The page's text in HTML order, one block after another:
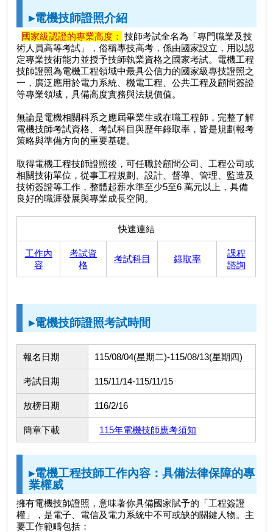
▸電機技師證照介紹
國家級認證的專業高度： 技師考試全名為「專門職業及技
術人員高等考試」，俗稱專技高考，係由國家設立，用以認
定專業技術能力並授予技師執業資格之國家考試。電機工程
技師證照為電機工程領域中最具公信力的國家級專技證照之
一，廣泛應用於電力系統、機電工程、公共工程及顧問簽證
等專業領域，具備高度實務與法規價值。
無論是電機相關科系之應屆畢業生或在職工程師，完整了解
電機技師考試資格、考試科目與歷年錄取率，皆是規劃報考
策略與準備方向的重要基礎。
取得電機工程技師證照後，可任職於顧問公司、工程公司或
相關技術單位，從事工程規劃、設計、督導、管理、監造及
技術簽證等工作，整體起薪水準至少5至6 萬元以上，具備
良好的職涯發展與專業成長空間。
快速連結
工作內
容
考試資
格
考試科目 錄取率
課程
諮詢
▸電機技師證照考試時間
報名日期 115/08/04(星期二)-115/08/13(星期四)
考試日期 115/11/14-115/11/15
放榜日期 116/2/16
簡章下載 115年電機技師應考須知
▸電機工程技師工作內容：具備法律保障的專
業權威
擁有電機技師證照，意味著你具備國家賦予的「工程簽證
權」，是電子、電信及電力系統中不可或缺的關鍵人物。主
要工作範疇包括：